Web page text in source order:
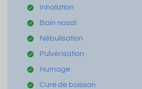
Inhalation
Bain nasal
Nébulisation
Pulvérisation
Humage
Cure de boisson